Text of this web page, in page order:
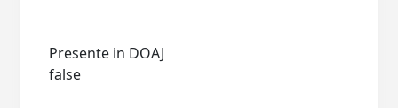
Presente in DOAJ